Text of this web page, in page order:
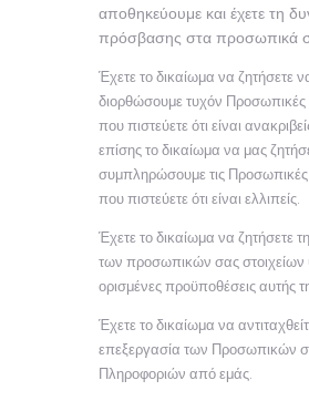
αποθηκεύουμε και έχετε τη
πρόσβασης στα προσωπικά
Έχετε το δικαίωμα να ζητήσετε
διορθώσουμε τυχόν Προσωπικές
που πιστεύετε ότι είναι
επίσης το δικαίωμα να μας
συμπληρώσουμε τις
που πιστεύετε ότι είναι ελλιπείς.
Έχετε το δικαίωμα να ζητήσετε
των προσωπικών σας
ορισμένες προϋποθέσεις αυτής
Έχετε το δικαίωμα να
επεξεργασία των Προσωπικών
Πληροφοριών από εμάς.